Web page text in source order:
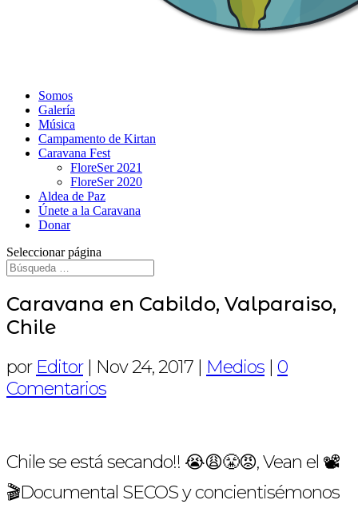
Somos
Galería
Música
Campamento de Kirtan
Caravana Fest
FloreSer 2021
FloreSer 2020
Aldea de Paz
Únete a la Caravana
Donar
Seleccionar página
Caravana en Cabildo, Valparaiso,
Chile
por Editor| Nov 24, 2017 | Medios | 0
Comentarios
Chile se está secando!! 😭😩😤😡, Vean el 📽
🎬Documental SECOS y concientisémonos